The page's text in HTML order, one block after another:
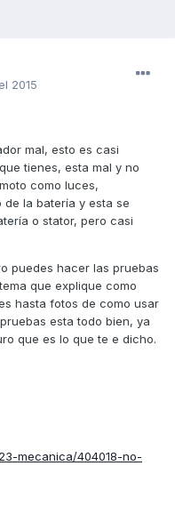
2015
mal, esto es casi
tienes, esta mal y no
como luces,
la batería y esta se
o stator, pero casi
puedes hacer las pruebas
que explique como
hasta fotos de como usar
esta todo bien, ya
que es lo que te e dicho.
mecanica/404018-no-